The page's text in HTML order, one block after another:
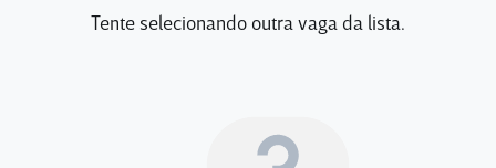
Tente selecionando outra vaga da lista.